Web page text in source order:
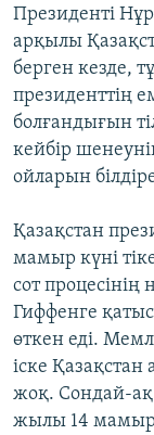
Президенті
арқылы
берген кезде,
президенттің
болғандығын
кейбір
ойларын
Қазақстан
мамыр күні
сот
Гиффенге
өткен еді.
іске
жоқ. Сондай-ақ
жылы 14 мамыр